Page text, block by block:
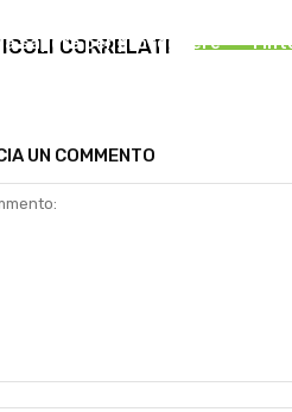
CORRELATI
sapere per proteggere
UN COMMENTO